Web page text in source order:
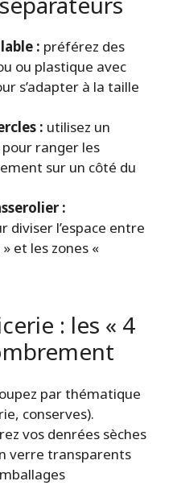
: préférez des
ou plastique avec
s’adapter à la taille
: utilisez un
ranger les
sur un côté du
:
diviser l’espace entre
et les zones «
: les « 4
par thématique
conserves).
vos denrées sèches
verre transparents